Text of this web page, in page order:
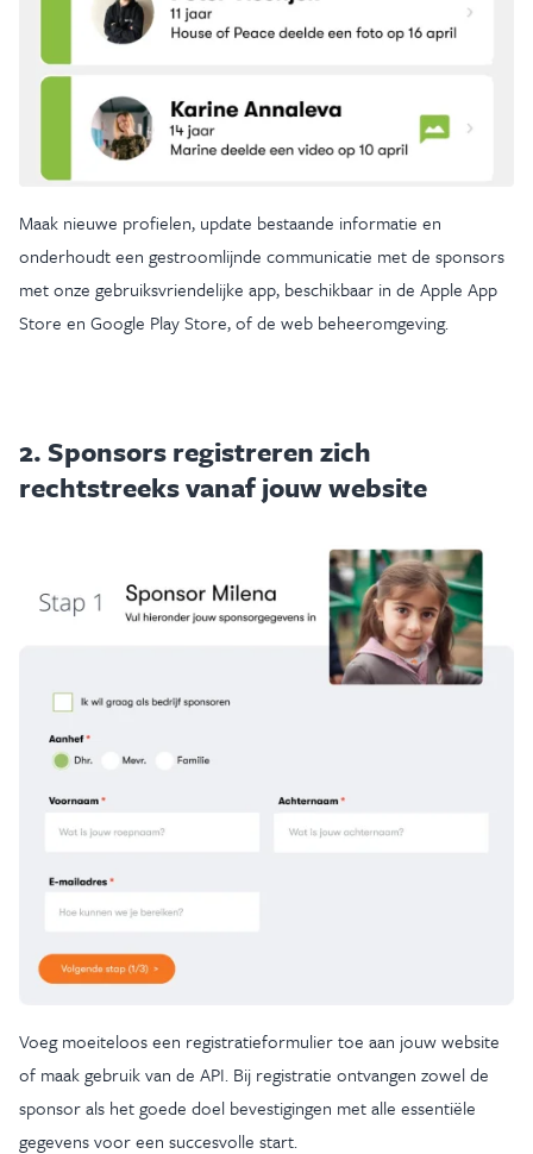
Maak nieuwe profielen, update bestaande informatie en
onderhoudt een gestroomlijnde communicatie met de sponsors
met onze gebruiksvriendelijke app, beschikbaar in de Apple App
Store en Google Play Store, of de web beheeromgeving.
2. Sponsors registreren zich
rechtstreeks vanaf jouw website
Voeg moeiteloos een registratieformulier toe aan jouw website
of maak gebruik van de API. Bij registratie ontvangen zowel de
sponsor als het goede doel bevestigingen met alle essentiële
gegevens voor een succesvolle start.